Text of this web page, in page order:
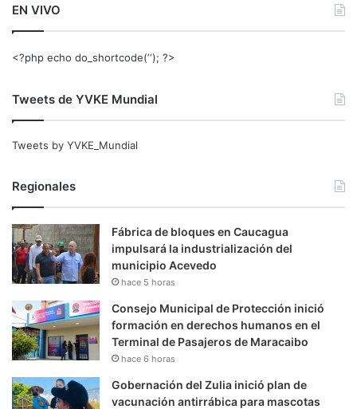
EN VIVO
<?php echo do_shortcode(‘‘); ?>
Tweets de YVKE Mundial
Tweets by YVKE_Mundial
Regionales
Fábrica de bloques en Caucagua
impulsará la industrialización del
municipio Acevedo
hace 5 horas
Consejo Municipal de Protección inició
formación en derechos humanos en el
Terminal de Pasajeros de Maracaibo
hace 6 horas
Gobernación del Zulia inició plan de
vacunación antirrábica para mascotas